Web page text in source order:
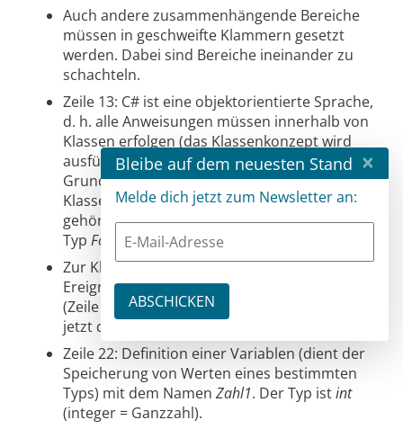
Auch andere zusammenhängende Bereiche
müssen in geschweifte Klammern gesetzt
werden. Dabei sind Bereiche ineinander zu
schachteln.
Zeile 13: C# ist eine objektorientierte Sprache,
d. h. alle Anweisungen müssen innerhalb von
Klassen erfolgen (das Klassenkonzept wird
ausführlich in Teil 3 dargestellt).
Grundsätzlich ist das Formular auch eine
Klasse mit den NamenForm1 . Alle Klassen
gehören einem bestimmten Typ an (hier vom
Typ Form ).
Zur KlasseForm1gehört u. a. die
Ereignisbehandlungsmethode
(Zeile 20 bis Zeile 30). Von Bedeutung sind
jetzt die Zeilen 22 bis 28)
Zeile 22: Definition einer Variablen (dient der
Speicherung von Werten eines bestimmten
Typs) mit dem Namen Zahl1. Der Typ istint
(integer = Ganzzahl).
Bleibe auf dem neuesten Stand ×
Melde dich jetzt zum Newsletter an: